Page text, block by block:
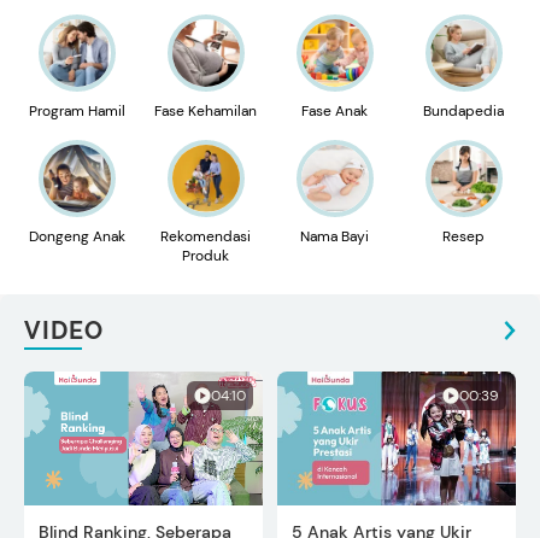
Program Hamil Fase Kehamilan Fase Anak Bundapedia
Dongeng Anak
Rekomendasi
Produk
Nama Bayi Resep
VIDEO
04:10
Blind Ranking, Seberapa
00:39
5 Anak Artis yang Ukir